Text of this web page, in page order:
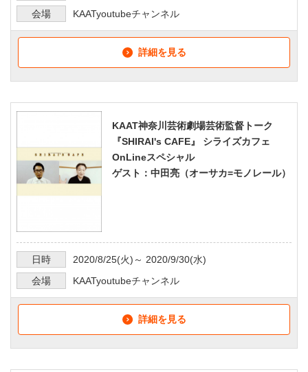
会場
KAATyoutubeチャンネル
詳細を見る
KAAT神奈川芸術劇場芸術監督トーク
『SHIRAI's CAFE』 シライズカフェ
OnLineスペシャル
ゲスト：中田亮（オーサカ=モノレール）
日時 2020/8/25(火)～ 2020/9/30(水)
会場
KAATyoutubeチャンネル
詳細を見る